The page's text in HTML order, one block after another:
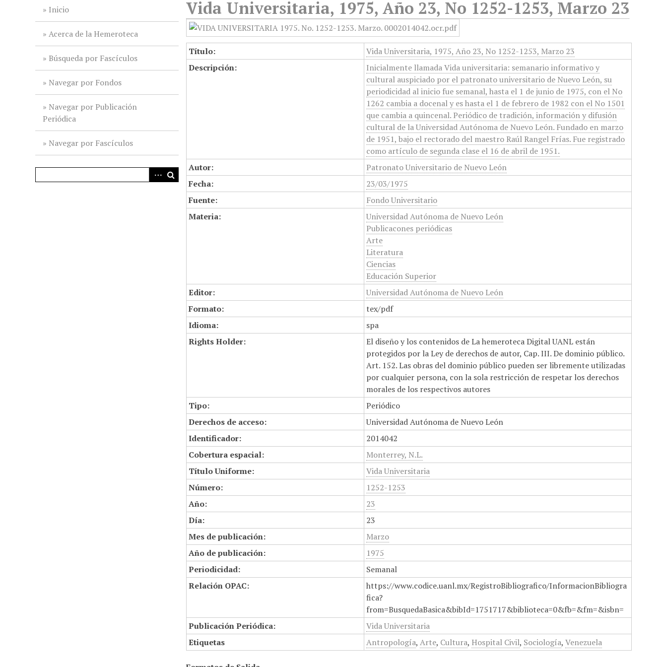
Inicio
Acerca de la Hemeroteca
Búsqueda por Fascículos
Navegar por Fondos
Navegar por Publicación
Periódica
Navegar por Fascículos
Vida Universitaria, 1975, Año 23, No 1252-1253, Marzo 23
Título:
Vida Universitaria, 1975, Año 23, No 1252-1253, Marzo 23
Descripción:
Inicialmente llamada Vida universitaria: semanario informativo y
cultural auspiciado por el patronato universitario de Nuevo León, su
periodicidad al inicio fue semanal, hasta el 1 de junio de 1975, con el No
1262 cambia a docenal y es hasta el 1 de febrero de 1982 con el No 1501
que cambia a quincenal. Periódico de tradición, información y difusión
cultural de la Universidad Autónoma de Nuevo León. Fundado en marzo
de 1951, bajo el rectorado del maestro Raúl Rangel Frías. Fue registrado
como artículo de segunda clase el 16 de abril de 1951.
Autor:
Patronato Universitario de Nuevo León
Fecha:
23/03/1975
Fuente:
Fondo Universitario
Materia:
Universidad Autónoma de Nuevo León
Publicacones periódicas
Arte
Literatura
Ciencias
Educación Superior
Editor:
Universidad Autónoma de Nuevo León
Formato:
tex/pdf
Idioma:
spa
Rights Holder:
El diseño y los contenidos de La hemeroteca Digital UANL están
protegidos por la Ley de derechos de autor, Cap. III. De dominio público.
Art. 152. Las obras del dominio público pueden ser libremente utilizadas
por cualquier persona, con la sola restricción de respetar los derechos
morales de los respectivos autores
Tipo:
Periódico
Derechos de acceso:
Universidad Autónoma de Nuevo León
Identificador:
2014042
Cobertura espacial:
Monterrey, N.L.
Título Uniforme:
Vida Universitaria
Número:
1252-1253
Año:
23
Día:
23
Mes de publicación:
Marzo
Año de publicación:
1975
Periodicidad:
Semanal
Relación OPAC:
https://www.codice.uanl.mx/RegistroBibliografico/InformacionBibliogra
fica?
from=BusquedaBasica&bibId=1751717&biblioteca=0&fb=&fm=&isbn=
Publicación Periódica:
Vida Universitaria
Etiquetas
Antropología,Arte, Cultura, Hospital Civil, Sociología,Venezuela